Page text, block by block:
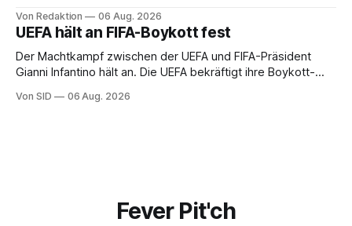
Von Redaktion 06 Aug. 2026
UEFA hält an FIFA-Boykott fest
Der Machtkampf zwischen der UEFA und FIFA-Präsident
Gianni Infantino hält an. Die UEFA bekräftigt ihre Boykott-
Von SID 06 Aug. 2026
Fever Pit'ch